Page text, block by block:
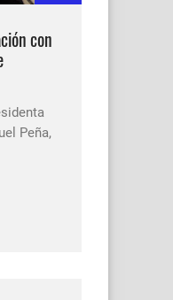
con
Peña,